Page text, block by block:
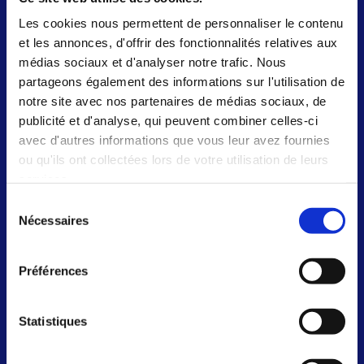
Les cookies nous permettent de personnaliser le contenu
et les annonces, d'offrir des fonctionnalités relatives aux
médias sociaux et d'analyser notre trafic. Nous
partageons également des informations sur l'utilisation de
notre site avec nos partenaires de médias sociaux, de
publicité et d'analyse, qui peuvent combiner celles-ci
avec d'autres informations que vous leur avez fournies
ou qu'ils ont collectées lors de votre utilisation de leurs
Nécessaires
Préférences
Statistiques
boissons grâce à la location de